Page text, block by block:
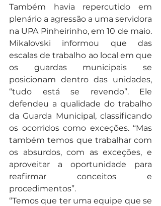
Também havia repercutido em
plenário a agressão a uma servidora
na UPA Pinheirinho, em 10 de maio.
Mikalovski informou que das
escalas de trabalho ao local em que
os guardas municipais se
posicionam dentro das unidades,
“tudo está se revendo”. Ele
defendeu a qualidade do trabalho
da Guarda Municipal, classificando
os ocorridos como exceções. “Mas
também temos que trabalhar com
os absurdos, com as exceções, e
aproveitar a oportunidade para
reafirmar conceitos e
procedimentos”.
“Temos que ter uma equipe que se